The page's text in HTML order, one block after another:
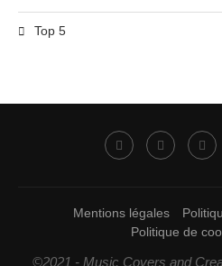
Top 5
Mentions légales
Politique de
©2021 - Music Covers and